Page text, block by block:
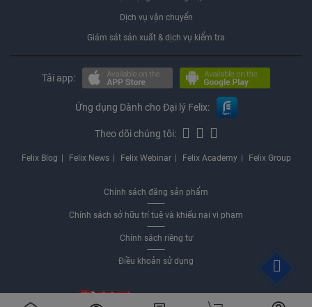
Dịch vụ vận chuyển
Giám sát sản xuất & dịch vụ kiểm tra
Tải app:
Ứng dụng Dành cho Đại lý Felix:
Theo dõi chúng tôi:
Felix Blog Felix News Felix Webinar Felix Academy Felix Group
Chính sách đăng sản phẩm
Chính sách sở hữu trí tuệ và khiếu nại vi phạm
Chính sách riêng tư
Điều khoản sử dụng